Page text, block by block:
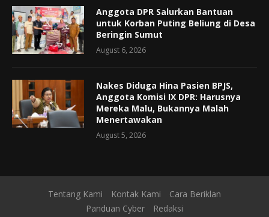
Anggota DPR Salurkan Bantuan
untuk Korban Puting Beliung di Desa
Beringin Sumut
August 6, 2026
Nakes Diduga Hina Pasien BPJS,
Anggota Komisi IX DPR: Harusnya
Mereka Malu, Bukannya Malah
Menertawakan
August 5, 2026
Tentang Kami Kontak Kami
Cara Beriklan
Panduan Cyber
Redaksi